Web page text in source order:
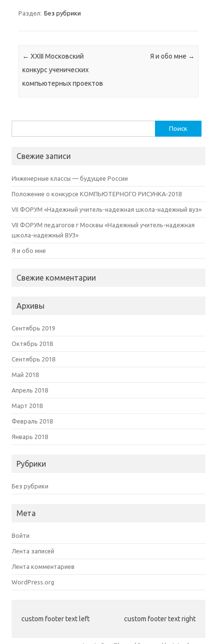
Раздел: Без рубрики
Навигация по записям
← XXIII Московский
конкурс ученических
компьютерных проектов
Я и обо мне →
Свежие записи
Инженерные классы — будущее России
Положение о конкурсе КОМПЬЮТЕРНОГО РИСУНКА-2018
VII ФОРУМ «Надежный учитель-надежная школа-надежный вуз»
VII ФОРУМ педагогов г Москвы «Надежный учитель-надежная
школа-надежный ВУЗ»
Я и обо мне
Свежие комментарии
Архивы
Сентябрь 2019
Октябрь 2018
Сентябрь 2018
Май 2018
Апрель 2018
Март 2018
Февраль 2018
Январь 2018
Рубрики
Без рубрики
Мета
Войти
Лента записей
Лента комментариев
WordPress.org
custom footer text left custom footer text right